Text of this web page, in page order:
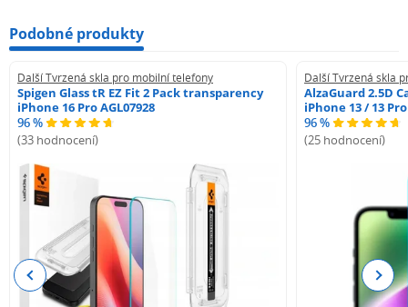
Podobné produkty
Další Tvrzená skla pro mobilní telefony
Spigen Glass tR EZ Fit 2 Pack transparency
iPhone 16 Pro AGL07928
96 %
(33 hodnocení)
Další Tvrzená skla
AlzaGuard 2.5D
iPhone 13 / 13 Pro
96 %
(25 hodnocení)
Previous Next